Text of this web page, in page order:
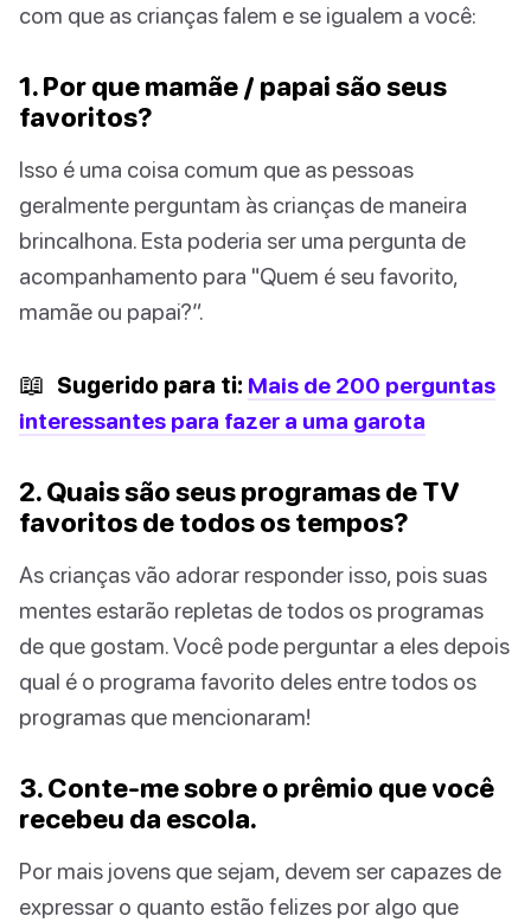
com que as crianças falem e se igualem a você:
1. Por que mamãe / papai são seus
favoritos?
Isso é uma coisa comum que as pessoas
geralmente perguntam às crianças de maneira
brincalhona. Esta poderia ser uma pergunta de
acompanhamento para "Quem é seu favorito,
mamãe ou papai?”.
📖 Sugerido para ti: Mais de 200 perguntas
interessantes para fazer a uma garota
2. Quais são seus programas de TV
favoritos de todos os tempos?
As crianças vão adorar responder isso, pois suas
mentes estarão repletas de todos os programas
de que gostam. Você pode perguntar a eles depois
qual é o programa favorito deles entre todos os
programas que mencionaram!
3. Conte-me sobre o prêmio que você
recebeu da escola.
Por mais jovens que sejam, devem ser capazes de
expressar o quanto estão felizes por algo que